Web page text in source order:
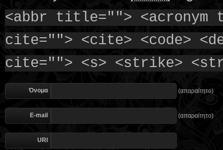
<abbr title=""> <acronym
cite=""> <cite> <code>
cite=""> <s> <strike>
Όνομα (απαραίτητο)
E-mail (απαραίτητο)
URI